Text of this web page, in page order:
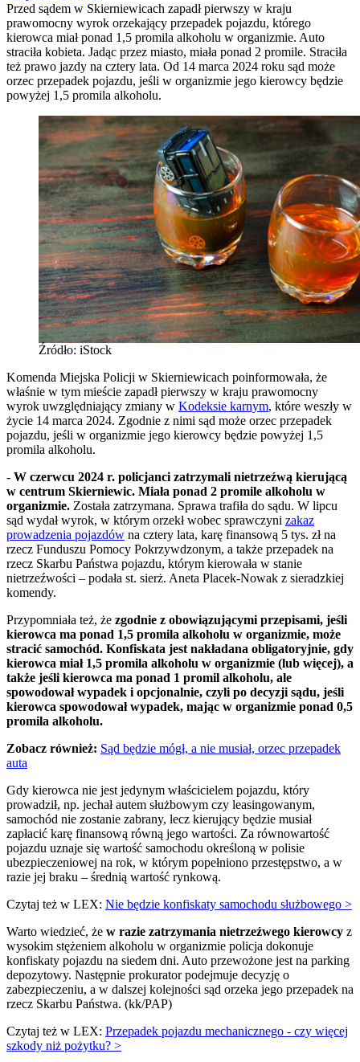
Przed sądem w Skierniewicach zapadł pierwszy w kraju
prawomocny wyrok orzekający przepadek pojazdu, którego
kierowca miał ponad 1,5 promila alkoholu w organizmie. Auto
straciła kobieta. Jadąc przez miasto, miała ponad 2 promile. Straciła
też prawo jazdy na cztery lata. Od 14 marca 2024 roku sąd może
orzec przepadek pojazdu, jeśli w organizmie jego kierowcy będzie
powyżej 1,5 promila alkoholu.
Źródło: iStock
Komenda Miejska Policji w Skierniewicach poinformowała, że
właśnie w tym mieście zapadł pierwszy w kraju prawomocny
wyrok uwzględniający zmiany w Kodeksie karnym, które weszły w
życie 14 marca 2024. Zgodnie z nimi sąd może orzec przepadek
pojazdu, jeśli w organizmie jego kierowcy będzie powyżej 1,5
promila alkoholu.
- W czerwcu 2024 r. policjanci zatrzymali nietrzeźwą kierującą
w centrum Skierniewic. Miała ponad 2 promile alkoholu w
organizmie. Została zatrzymana. Sprawa trafiła do sądu. W lipcu
sąd wydał wyrok, w którym orzekł wobec sprawczyni zakaz
prowadzenia pojazdów na cztery lata, karę finansową 5 tys. zł na
rzecz Funduszu Pomocy Pokrzywdzonym, a także przepadek na
rzecz Skarbu Państwa pojazdu, którym kierowała w stanie
nietrzeźwości – podała st. sierż. Aneta Placek-Nowak z sieradzkiej
komendy.
Przypomniała też, że zgodnie z obowiązującymi przepisami, jeśli
kierowca ma ponad 1,5 promila alkoholu w organizmie, może
stracić samochód. Konfiskata jest nakładana obligatoryjnie, gdy
kierowca miał 1,5 promila alkoholu w organizmie (lub więcej), a
także jeśli kierowca ma ponad 1 promil alkoholu, ale
spowodował wypadek i opcjonalnie, czyli po decyzji sądu, jeśli
kierowca spowodował wypadek, mając w organizmie ponad 0,5
promila alkoholu.
Zobacz również: Sąd będzie mógł, a nie musiał, orzec przepadek
auta
Gdy kierowca nie jest jedynym właścicielem pojazdu, który
prowadził, np. jechał autem służbowym czy leasingowanym,
samochód nie zostanie zabrany, lecz kierujący będzie musiał
zapłacić karę finansową równą jego wartości. Za równowartość
pojazdu uznaje się wartość samochodu określoną w polisie
ubezpieczeniowej na rok, w którym popełniono przestępstwo, a w
razie jej braku – średnią wartość rynkową.
Czytaj też w LEX: Nie będzie konfiskaty samochodu służbowego >
Warto wiedzieć, że w razie zatrzymania nietrzeźwego kierowcy z
wysokim stężeniem alkoholu w organizmie policja dokonuje
konfiskaty pojazdu na siedem dni. Auto przewożone jest na parking
depozytowy. Następnie prokurator podejmuje decyzję o
zabezpieczeniu, a w dalszej kolejności sąd orzeka jego przepadek na
rzecz Skarbu Państwa. (kk/PAP)
Czytaj też w LEX: Przepadek pojazdu mechanicznego - czy więcej
szkody niż pożytku? >